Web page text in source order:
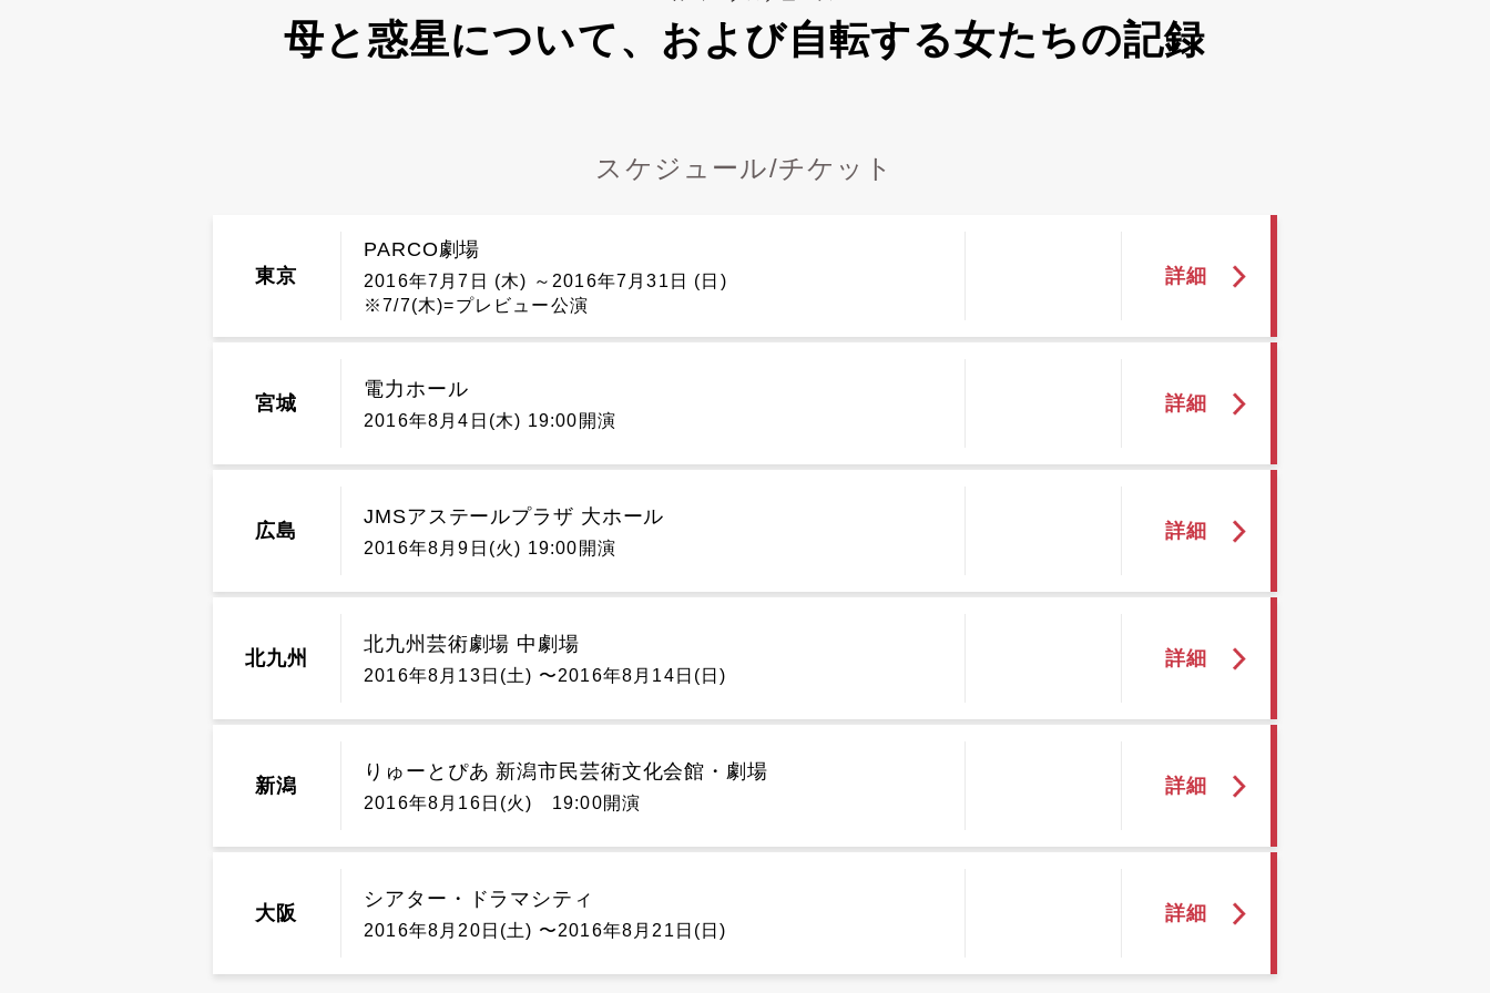
母と惑星について、および自転する女たちの記録
スケジュール/チケット
東京
PARCO劇場
2016年7月7日 (木) ～2016年7月31日 (日)
※7/7(木)=プレビュー公演
宮城
電力ホール
2016年8月4日(木) 19:00開演
広島
JMSアステールプラザ 大ホール
2016年8月9日(火) 19:00開演
北九州
北九州芸術劇場 中劇場
2016年8月13日(土) 〜2016年8月14日(日)
新潟
りゅーとぴあ 新潟市民芸術文化会館・劇場
2016年8月16日(火) 19:00開演
大阪
シアター・ドラマシティ
2016年8月20日(土) 〜2016年8月21日(日)